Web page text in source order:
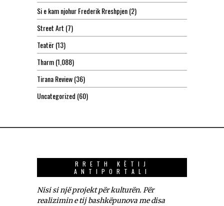
Si e kam njohur Frederik Rreshpjen(2)
Street Art (7)
Teatër(13)
Tharm(1,088)
Tirana Review(36)
Uncategorized (60)
RRETH KËTIJ
ANTIPORTALI
Nisi si një projekt për kulturën. Për
realizimin e tij bashkëpunova me disa